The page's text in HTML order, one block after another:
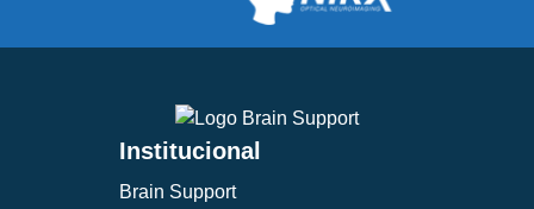
Institucional
Brain Support